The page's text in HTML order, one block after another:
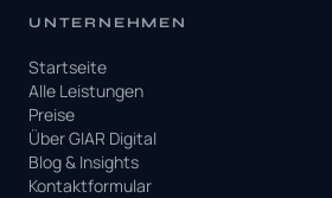
UNTERNEHMEN
Startseite
Alle Leistungen
Preise
Über GIAR Digital
Blog & Insights
Kontaktformular